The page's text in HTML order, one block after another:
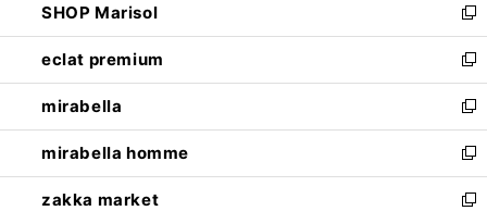
く
で
開
く
ド
ウ
で
開
く
ィ
ン
ド
ウ
で
開
く
い
ウ
ィ
ン
ド
ウ
で
開
く
SHOP Marisol
新
し
い
ウ
ィ
ン
ド
ウ
で
eclat premium
新
し
い
ウ
ィ
ン
ド
mirabella
新
し
い
ウ
ィ
mirabella homme
新
し
い
zakka market
新